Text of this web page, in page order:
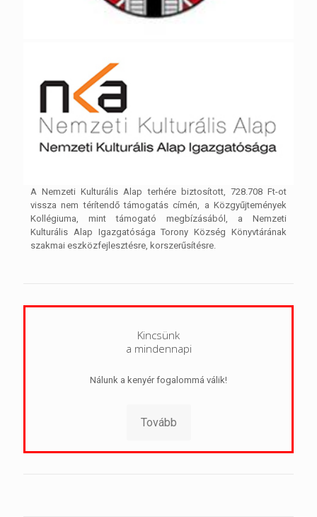
A Nemzeti Kulturális Alap terhére biztosított, 728.708 Ft-ot
vissza nem térítendő támogatás címén, a Közgyűjtemények
Kollégiuma, mint támogató megbízásából, a Nemzeti
Kulturális Alap Igazgatósága Torony Község Könyvtárának
szakmai eszközfejlesztésre, korszerűsítésre.
Kincsünk
a mindennapi
Nálunk a kenyér fogalommá válik!
Tovább